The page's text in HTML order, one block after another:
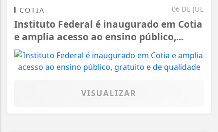
06 DE JUL
COTIA
Instituto Federal é inaugurado em Cotia
e amplia acesso ao ensino público,...
VISUALIZAR